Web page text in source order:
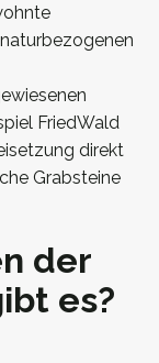
FriedWald
direkt
Grabsteine
der
es?